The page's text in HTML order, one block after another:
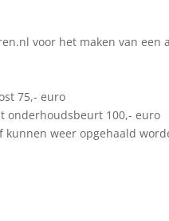
voor het maken van een
euro
100,- euro
weer opgehaald